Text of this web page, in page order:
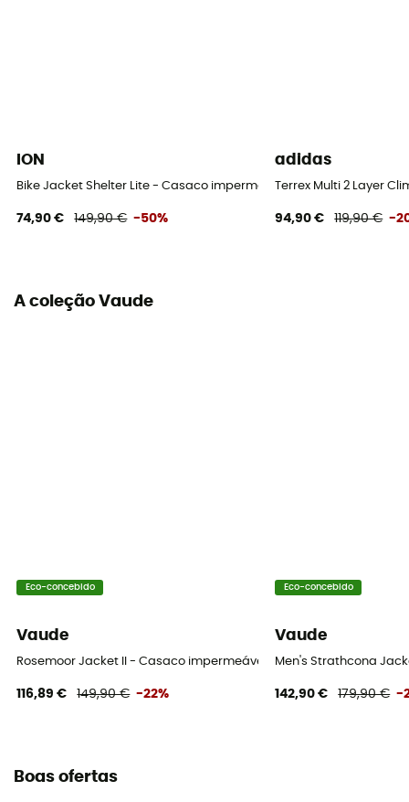
ION
Bike Jacket Shelter Lite - Casaco impermeável
74,90 € 149,90 € -50%
adidas
Terrex Multi 2 Layer
94,90 € 119,90 € -
A coleção Vaude
Eco-concebido
Vaude
Rosemoor Jacket II - Casaco impermeável homem
116,89 € 149,90 € -22%
Eco-concebido
Vaude
Men's Strathcona
142,90 € 179,90 € -
Boas ofertas